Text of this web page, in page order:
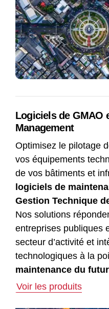
Logiciels de GMAO
Management
Optimisez le pilotage
vos équipements
de vos bâtiments et
logiciels de
Gestion Technique
Nos solutions
entreprises publiques
secteur d’activité et
technologiques à la
maintenance du futur
Voir les produits